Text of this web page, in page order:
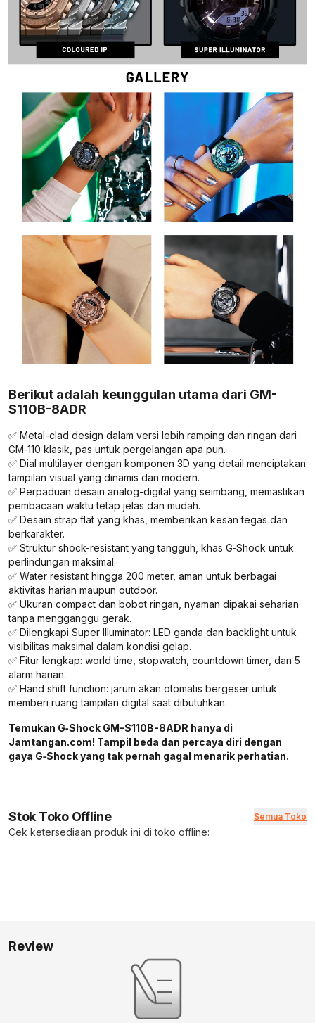
Berikut adalah keunggulan utama dari GM-
S110B-8ADR
✅ Metal-clad design dalam versi lebih ramping dan ringan dari
GM‑110 klasik, pas untuk pergelangan apa pun.
✅ Dial multilayer dengan komponen 3D yang detail menciptakan
tampilan visual yang dinamis dan modern.
✅ Perpaduan desain analog-digital yang seimbang, memastikan
pembacaan waktu tetap jelas dan mudah.
✅ Desain strap flat yang khas, memberikan kesan tegas dan
berkarakter.
✅ Struktur shock-resistant yang tangguh, khas G‑Shock untuk
perlindungan maksimal.
✅ Water resistant hingga 200 meter, aman untuk berbagai
aktivitas harian maupun outdoor.
✅ Ukuran compact dan bobot ringan, nyaman dipakai seharian
tanpa mengganggu gerak.
✅ Dilengkapi Super Illuminator: LED ganda dan backlight untuk
visibilitas maksimal dalam kondisi gelap.
✅ Fitur lengkap: world time, stopwatch, countdown timer, dan 5
alarm harian.
✅ Hand shift function: jarum akan otomatis bergeser untuk
memberi ruang tampilan digital saat dibutuhkan.
Temukan G‑Shock GM-S110B-8ADR hanya di
Jamtangan.com! Tampil beda dan percaya diri dengan
gaya G‑Shock yang tak pernah gagal menarik perhatian.
Stok Toko Offline Semua Toko
Cek ketersediaan produk ini di toko offline:
Review